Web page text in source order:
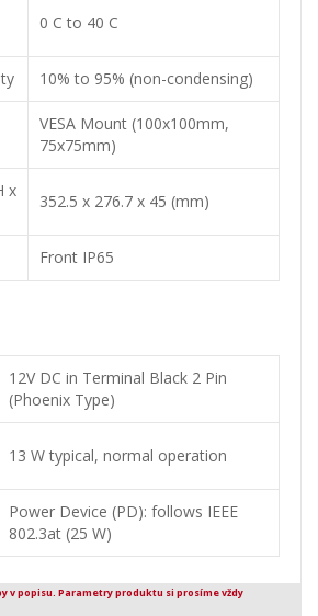
0 C to 40 C
10% to 95% (non-condensing)
VESA Mount (100x100mm,
75x75mm)
x
352.5 x 276.7 x 45 (mm)
Front IP65
12V DC in Terminal Black 2 Pin
(Phoenix Type)
13 W typical, normal operation
Power Device (PD): follows IEEE
802.3at (25 W)
v popisu. Parametry produktu si prosíme vždy